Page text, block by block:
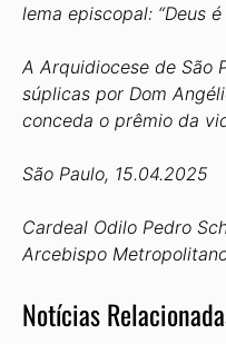
lema episcopal: “Deus
A Arquidiocese de São
súplicas por Dom
conceda o prêmio da
São Paulo, 15.04.2025
Cardeal Odilo Pedro
Arcebispo
Notícias